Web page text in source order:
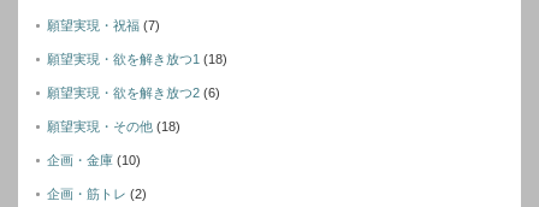
願望実現・祝福 (7)
願望実現・欲を解き放つ1 (18)
願望実現・欲を解き放つ2 (6)
願望実現・その他 (18)
企画・金庫 (10)
企画・筋トレ (2)